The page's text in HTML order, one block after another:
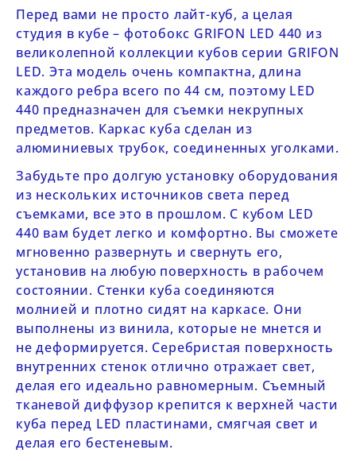
Перед вами не просто лайт-куб, а целая
студия в кубе – фотобокс GRIFON LED 440 из
великолепной коллекции кубов серии GRIFON
LED. Эта модель очень компактна, длина
каждого ребра всего по 44 см, поэтомуLED
440 предназначен для съемки некрупных
предметов. Каркас куба сделан из
алюминиевых трубок, соединенных уголками.
Забудьте про долгую установку оборудования
из нескольких источников света перед
съемками, все это в прошлом. С кубом LED
440 вам будет легко и комфортно. Вы сможете
мгновенно развернуть и свернуть его,
установив на любую поверхность в рабочем
состоянии. Стенки куба соединяются
молнией и плотно сидят на каркасе. Они
выполнены из винила, которые не мнется и
не деформируется. Серебристая поверхность
внутренних стенок отлично отражает свет,
делая его идеально равномерным. Съемный
тканевой диффузор крепится к верхней части
куба перед LED пластинами, смягчая свет и
делая его бестеневым.